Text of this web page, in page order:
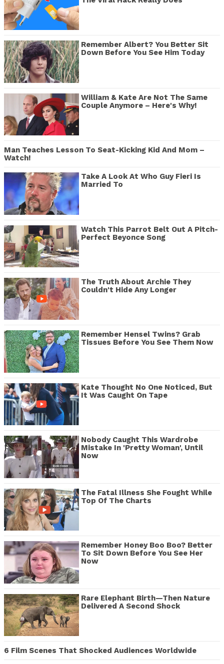
Remember Albert? You Better Sit
Down Before You See Him Today
William & Kate Are Not The Same
Couple Anymore – Here's Why!
Man Teaches Lesson To Seat-Kicking Kid And Mom –
Watch!
Take A Look At Who Guy Fieri Is
Married To
Watch This Parrot Belt Out A Pitch-
Perfect Beyonce Song
The Truth About Archie They
Couldn't Hide Any Longer
Remember Hensel Twins? Grab
Tissues Before You See Them Now
Kate Thought No One Noticed, But
It Was Caught On Tape
Nobody Caught This Wardrobe
Mistake In 'Pretty Woman', Until
Now
The Fatal Illness She Fought While
Top Of The Charts
Remember Honey Boo Boo? Better
To Sit Down Before You See Her
Now
Rare Elephant Birth—Then Nature
Delivered A Second Shock
6 Film Scenes That Shocked Audiences Worldwide